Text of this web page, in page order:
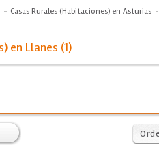
Casas Rurales (Habitaciones) en Asturias
en Llanes (1)